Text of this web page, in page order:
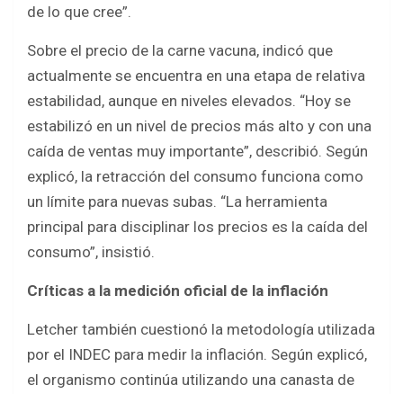
de lo que cree”.
Sobre el precio de la carne vacuna, indicó que
actualmente se encuentra en una etapa de relativa
estabilidad, aunque en niveles elevados. “Hoy se
estabilizó en un nivel de precios más alto y con una
caída de ventas muy importante”, describió. Según
explicó, la retracción del consumo funciona como
un límite para nuevas subas. “La herramienta
principal para disciplinar los precios es la caída del
consumo”, insistió.
Críticas a la medición oficial de la inflación
Letcher también cuestionó la metodología utilizada
por el INDEC para medir la inflación. Según explicó,
el organismo continúa utilizando una canasta de